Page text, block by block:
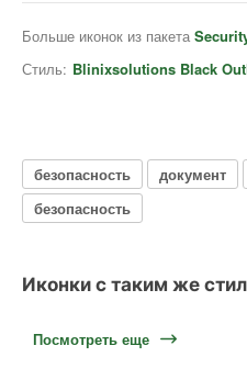
Больше иконок из пакета
Стиль: Blinixsolutions Black
безопасность документ
безопасность
Иконки с таким же
Посмотреть еще